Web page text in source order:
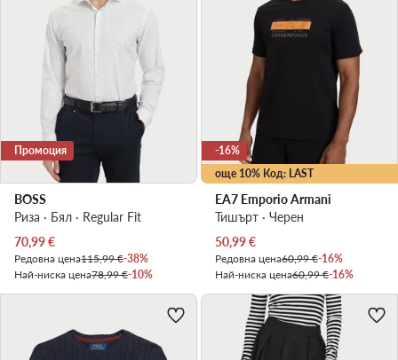
Промоция
BOSS
Риза · Бял · Regular Fit
Актуална цена
70,99€
Редовна цена115,99 €-38%
Най-ниска цена78,99 €-10%
още 10% Код: LAST
-16%
EA7 Emporio Armani
Тишърт · Черен
Актуална цена
50,99€
Редовна цена60,99 €-16%
Най-ниска цена60,99 €-16%